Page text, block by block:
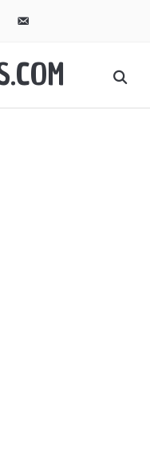
email-